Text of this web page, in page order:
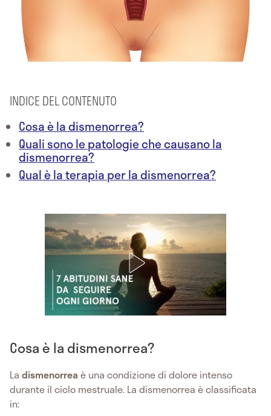
INDICE DEL CONTENUTO
Cosa è la dismenorrea?
Quali sono le patologie che causano la
dismenorrea?
Qual è la terapia per la dismenorrea?
Cosa è la dismenorrea?
La dismenorrea è una condizione di dolore intenso
durante il ciclo mestruale. La dismenorrea è classificata
in: